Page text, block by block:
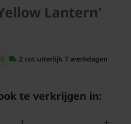
Lantern'
2 tot uiterlijk 7 werkdagen
te verkrijgen in: